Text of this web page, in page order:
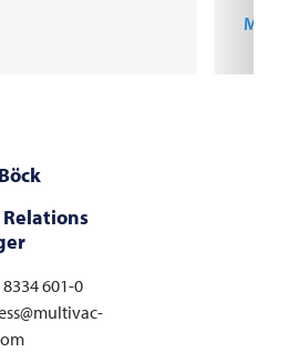
Mehr
601-0